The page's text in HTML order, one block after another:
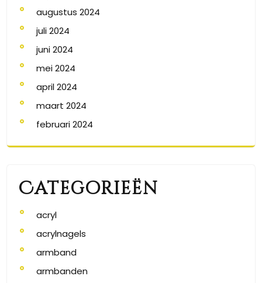
augustus 2024
juli 2024
juni 2024
mei 2024
april 2024
maart 2024
februari 2024
Categorieën
acryl
acrylnagels
armband
armbanden